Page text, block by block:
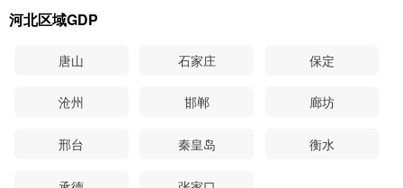
河北区域GDP
唐山 石家庄 保定
沧州 邯郸 廊坊
邢台 秦皇岛 衡水